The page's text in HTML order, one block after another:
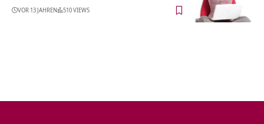
VOR 13 JAHREN 510 VIEWS